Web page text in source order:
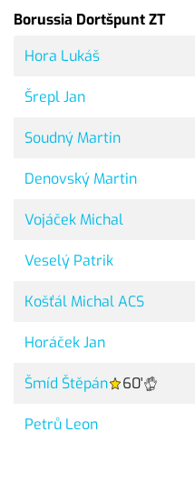
Borussia Dortšpunt ZT
Hora Lukáš
Šrepl Jan
Soudný Martin
Denovský Martin
Vojáček Michal
Veselý Patrik
Košťál Michal ACS
Horáček Jan
Šmíd Štěpán 60'
Petrů Leon